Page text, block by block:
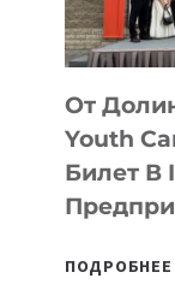
От
Youth
Билет В
ПОДРОБНЕЕ